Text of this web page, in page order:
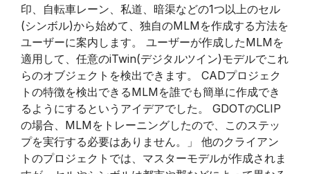
印、自転車レーン、私道、暗渠などの1つ以上のセル
(シンボル)から始めて、独自のMLMを作成する方法を
ユーザーに案内します。 ユーザーが作成したMLMを
適用して、任意のiTwin(デジタルツイン)モデルでこれ
らのオブジェクトを検出できます。 CADプロジェク
トの特徴を検出できるMLMを誰でも簡単に作成でき
るようにするというアイデアでした。 GDOTのCLIP
の場合、MLMをトレーニングしたので、このステッ
プを実行する必要はありません。」 他のクライアン
トのプロジェクトでは、マスターモデルが作成されま